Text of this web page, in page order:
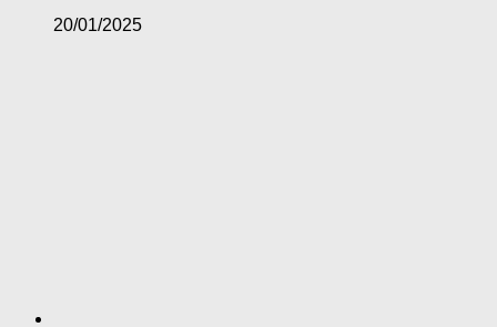
20/01/2025